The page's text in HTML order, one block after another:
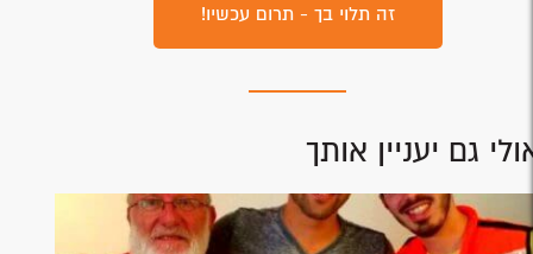
זה תלוי בך - תרום עכשיו!
גם יעניין אותך